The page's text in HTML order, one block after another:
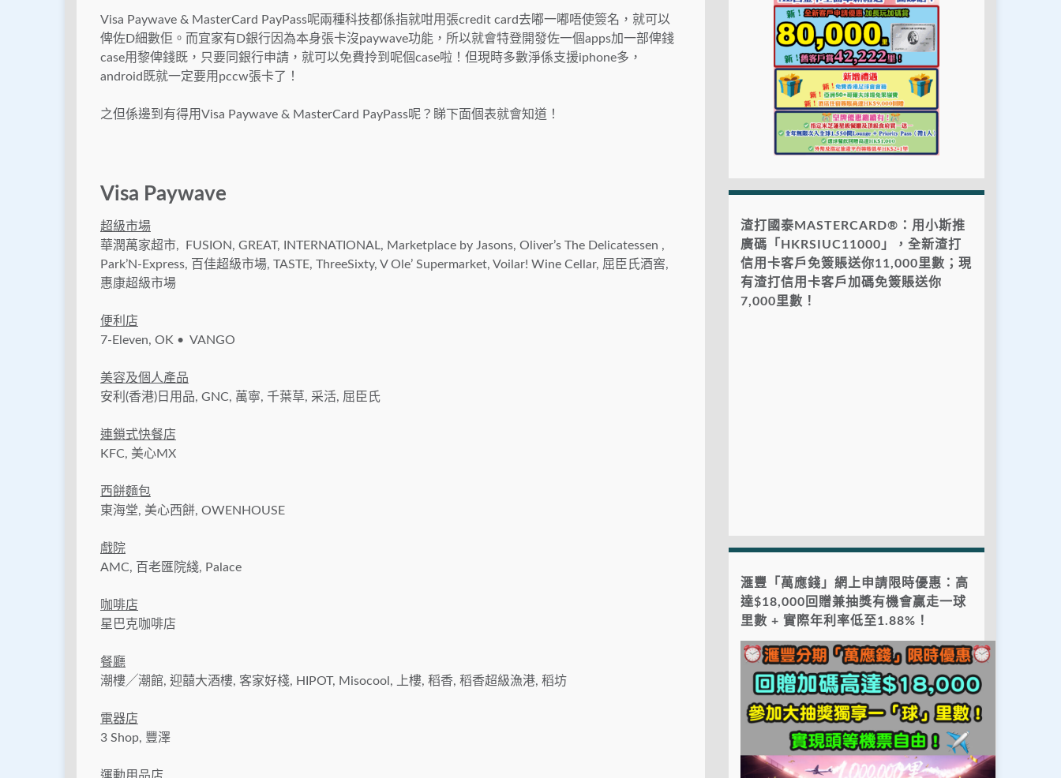
Visa Paywave & MasterCard PayPass呢兩種科技都係指就咁用張credit card去嘟一嘟唔使簽名，就可以
俾佐D細數佢。而宜家有D銀行因為本身張卡沒paywave功能，所以就會特登開發佐一個apps加一部俾錢
case用黎俾錢既，只要同銀行申請，就可以免費拎到呢個case啦！但現時多數淨係支援iphone多，
android既就一定要用pccw張卡了！
之但係邊到有得用Visa Paywave & MasterCard PayPass呢？睇下面個表就會知道！
Visa Paywave
超級市場
華潤萬家超市, FUSION, GREAT, INTERNATIONAL, Marketplace by Jasons, Oliver’s The Delicatessen ,
Park’N-Express, 百佳超級市場, TASTE, ThreeSixty, V Ole’ Supermarket, Voilar! Wine Cellar, 屈臣氏酒窖,
惠康超級市場
便利店
7-Eleven, OK • VANGO
美容及個人產品
安利(香港)日用品, GNC, 萬寧, 千葉草, 采活, 屈臣氏
連鎖式快餐店
KFC, 美心MX
西餅麵包
東海堂, 美心西餅, OWENHOUSE
戲院
AMC, 百老匯院綫, Palace
咖啡店
星巴克咖啡店
餐廳
潮樓╱潮館, 迎囍大酒樓, 客家好棧, HIPOT, Misocool, 上樓, 稻香, 稻香超級漁港, 稻坊
電器店
3 Shop, 豐澤
渣打國泰MASTERCARD®：用小斯推
廣碼「HKRSIUC11000」，全新渣打
信用卡客戶免簽賬送你11,000里數；現
有渣打信用卡客戶加碼免簽賬送你
7,000里數！
滙豐「萬應錢」網上申請限時優惠：高
達$18,000回贈兼抽獎有機會贏走一球
里數 + 實際年利率低至1.88%！